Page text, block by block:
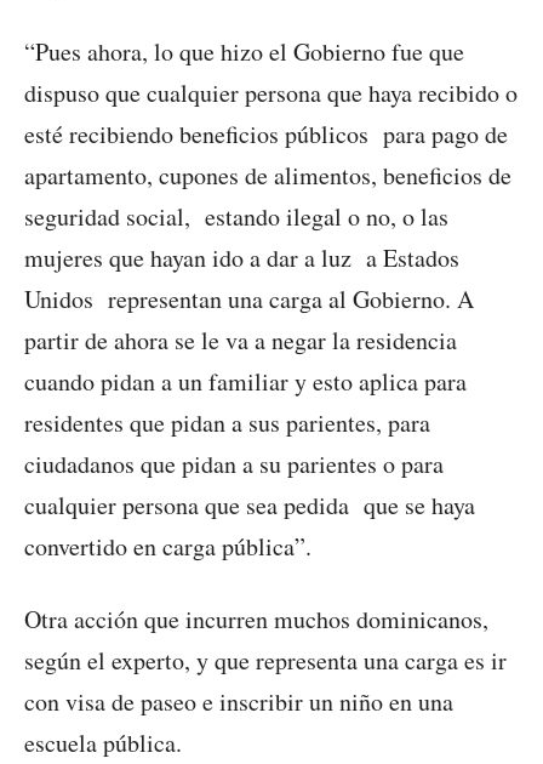
“Pues ahora, lo que hizo el Gobierno fue que
dispuso que cualquier persona que haya recibido o
esté recibiendo beneficios públicos para pago de
apartamento, cupones de alimentos, beneficios de
seguridad social, estando ilegal o no, o las
mujeres que hayan ido a dar a luz a Estados
Unidos representan una carga al Gobierno. A
partir de ahora se le va a negar la residencia
cuando pidan a un familiar y esto aplica para
residentes que pidan a sus parientes, para
ciudadanos que pidan a su parientes o para
cualquier persona que sea pedida que se haya
convertido en carga pública”.
Otra acción que incurren muchos dominicanos,
según el experto, y que representa una carga es ir
con visa de paseo e inscribir un niño en una
escuela pública.